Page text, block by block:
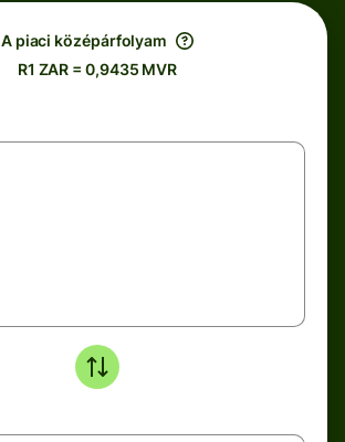
A piaci középárfolyam
R1 ZAR = 0,9435 MVR